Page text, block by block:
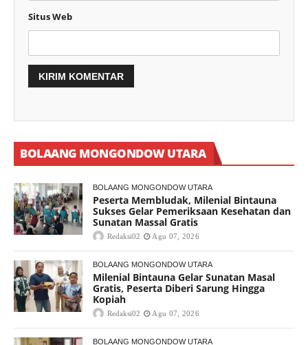
Situs Web
BOLAANG MONGONDOW UTARA
BOLAANG MONGONDOW UTARA
Peserta Membludak, Milenial Bintauna
Sukses Gelar Pemeriksaan Kesehatan dan
Sunatan Massal Gratis
Redaksi02 Agu 07, 2026
BOLAANG MONGONDOW UTARA
Milenial Bintauna Gelar Sunatan Masal
Gratis, Peserta Diberi Sarung Hingga
Kopiah
Redaksi02 Agu 07, 2026
BOLAANG MONGONDOW UTARA